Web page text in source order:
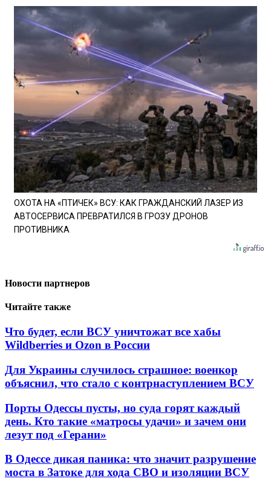
ОХОТА НА «ПТИЧЕК» ВСУ: КАК ГРАЖДАНСКИЙ ЛАЗЕР ИЗ
АВТОСЕРВИСА ПРЕВРАТИЛСЯ В ГРОЗУ ДРОНОВ
ПРОТИВНИКА
Новости партнеров
Читайте также
Что будет, если ВСУ уничтожат все хабы
Wildberries и Ozon в России
Для Украины случилось страшное: военкор
объяснил, что стало с контрнаступлением ВСУ
Порты Одессы пусты, но суда горят каждый
день. Кто такие «матросы удачи» и зачем они
лезут под «Герани»
В Одессе дикая паника: что значит разрушение
моста в Затоке для хода СВО и изоляции ВСУ